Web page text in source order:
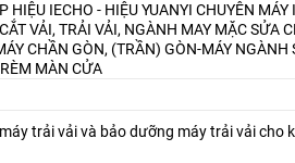
HIỆU IECHO - HIỆU YUANYI CHUYÊN MÁY
VẢI, TRẢI VẢI, NGÀNH MAY MẶCSỬA
CHẦN GÒN, (TRẦN) GÒN-MÁY NGÀNH
MÀN CỬA
trải vải và bảo dưỡng máy trải vải cho